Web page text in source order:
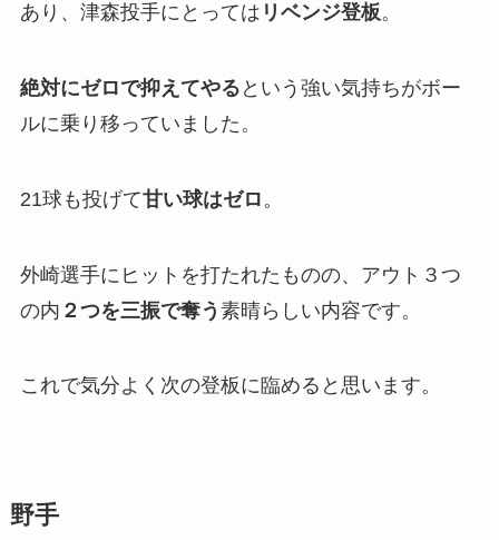
あり、津森投手にとっては リベンジ登板。
絶対にゼロで抑えてやる という強い気持ちがボー
ルに乗り移っていました。
21球も投げて甘い球はゼロ 。
外崎選手にヒットを打たれたものの、アウト３つ
の内 ２つを三振で奪う 素晴らしい内容です。
これで気分よく次の登板に臨めると思います。
野手